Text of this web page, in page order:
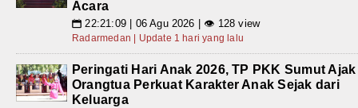
Acara
📅 22:21:09 | 06 Agu 2026 | 👁 128 view
Radarmedan | Update 1 hari yang lalu
Peringati Hari Anak 2026, TP PKK Sumut Ajak
Orangtua Perkuat Karakter Anak Sejak dari
Keluarga